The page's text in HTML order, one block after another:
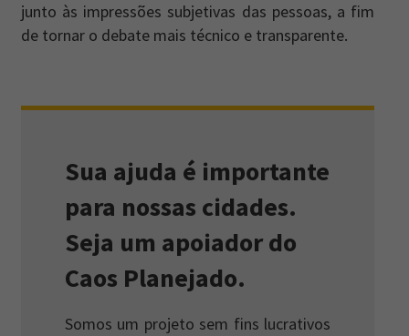
junto às impressões subjetivas das pessoas, a fim
de tornar o debate mais técnico e transparente.
Sua ajuda é importante
para nossas cidades.
Seja um apoiador do
Caos Planejado.
Somos um projeto sem fins lucrativos